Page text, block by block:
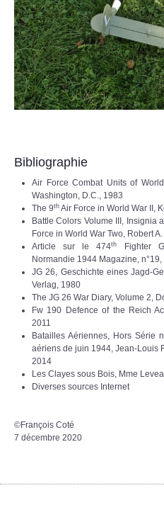
Bibliographie
Air Force Combat Units of
Washington, D.C., 1983
The 9th Air Force in World War II,
Battle Colors Volume III, Insignia
Force in World War Two, Robert
Article sur le 474th
Fighter
Normandie 1944 Magazine,
JG 26, Geschichte eines Jagd-
Verlag, 1980
The JG 26 War Diary, Volume 2,
Fw 190 Defence of the Reich
2011
Batailles Aériennes, Hors Série
aériens de juin 1944, Jean-Louis
2014
Les Clayes sous Bois, Mme
Diverses sources Internet
©François Coté
7 décembre 2020